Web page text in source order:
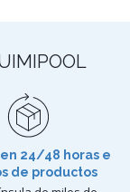
24/48 horas e
de productos